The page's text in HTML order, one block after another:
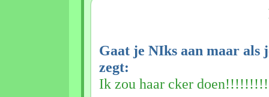
Gaat je NIks aan maar als
zegt:
Ik zou haar cker